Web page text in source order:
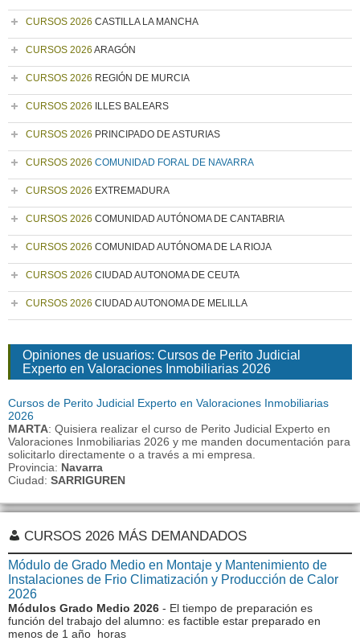
CURSOS 2026 CASTILLA LA MANCHA
CURSOS 2026 ARAGÓN
CURSOS 2026 REGIÓN DE MURCIA
CURSOS 2026 ILLES BALEARS
CURSOS 2026 PRINCIPADO DE ASTURIAS
CURSOS 2026 COMUNIDAD FORAL DE NAVARRA
CURSOS 2026 EXTREMADURA
CURSOS 2026 COMUNIDAD AUTÓNOMA DE CANTABRIA
CURSOS 2026 COMUNIDAD AUTÓNOMA DE LA RIOJA
CURSOS 2026 CIUDAD AUTONOMA DE CEUTA
CURSOS 2026 CIUDAD AUTONOMA DE MELILLA
Opiniones de usuarios: Cursos de Perito Judicial
Experto en Valoraciones Inmobiliarias 2026
Cursos de Perito Judicial Experto en Valoraciones Inmobiliarias
2026
MARTA: Quisiera realizar el curso de Perito Judicial Experto en
Valoraciones Inmobiliarias 2026 y me manden documentación para
solicitarlo directamente o a través a mi empresa.
Provincia: Navarra
Ciudad: SARRIGUREN
CURSOS 2026 MÁS DEMANDADOS
Módulo de Grado Medio en Montaje y Mantenimiento de
Instalaciones de Frio Climatización y Producción de Calor
2026
Módulos Grado Medio 2026 - El tiempo de preparación es
función del trabajo del alumno: es factible estar preparado en
menos de 1 año horas